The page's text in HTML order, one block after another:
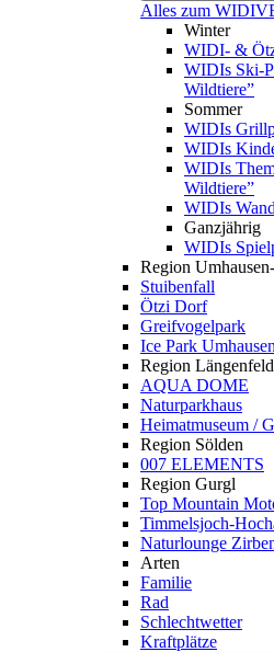
Alles zum
Winter
WIDI- &
WIDIs Ski-
Wildtiere”
Sommer
WIDIs
WIDIs
WIDIs
Wildtiere”
WIDIs
Ganzjährig
WIDIs
Region
Stuibenfall
Ötzi Dorf
Greifvogelpark
Ice Park Umhausen
Region Längenfeld
AQUA DOME
Naturparkhaus
Heimatmuseum /
Region Sölden
007 ELEMENTS
Region Gurgl
Top Mountain
Timmelsjoch-
Naturlounge
Arten
Familie
Rad
Schlechtwetter
Kraftplätze